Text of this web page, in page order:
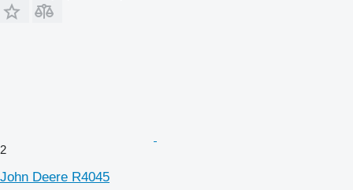
2
John Deere R4045